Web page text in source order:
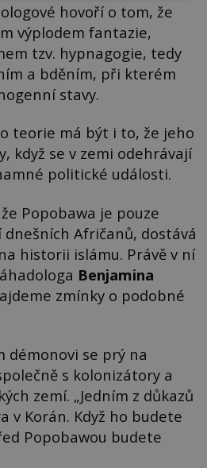
hovoří o tom, že
výplodem fantazie,
tzv. hypnagogie, tedy
a bděním, při kterém
stavy.
teorie má být i to, že jeho
když se v zemi odehrávají
politické události.
Popobawa je pouze
Afričanů, dostává
historii islámu. Právě v ní
Benjamina
zmínky o podobné
démonovi se prý na
s kolonizátory a
zemí. „Jedním z důkazů
v Korán. Když ho budete
Popobawou budete